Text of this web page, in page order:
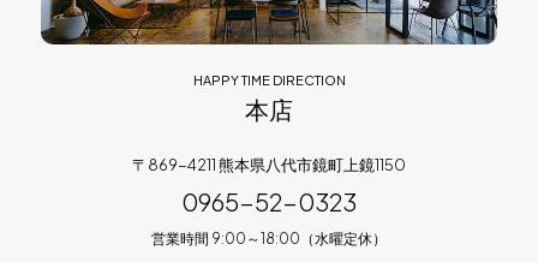
HAPPY TIME DIRECTION
本店
〒869-4211 熊本県八代市鏡町上鏡1150
0965-52-0323
営業時間 9:00～18:00（水曜定休）